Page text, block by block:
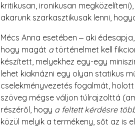
kritikusan, ironikusan
akarunk szarkasztikusak lenni,
Mécs Anna esetében ‒ aki
hogy magát atörténelmet kell
készített, melyekhez egy-egy
lehet kiaknázni egy olyan statikus
cselekményvezetés fogalmát,
szöveg mégse váljon túlrajzolttá
részéről, hogy a feltett kérdésre
közül melyik a termékeny, sőt az is